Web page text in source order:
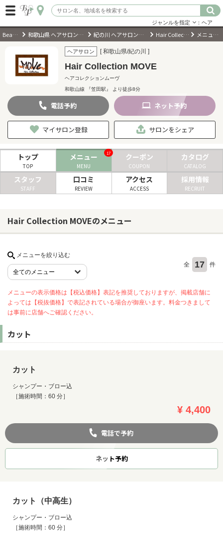
ログイン
会員登録（無料）
キーワード検索
ジャンルを選択
キーワードで検索
現在地から探す
ヘアサロン
ネイルサロン
まつげサロン
エステサロン
美容クリニック
ヘアカタログ
ネイルカタログ
ジャンルを指定 ：ヘア
BeautyPark 和歌山県 ヘアサロン・美容室・美容院 紀の川 ヘアサロン・美容室・美容院 Hair Collection MOVE メニュー・料金
ヘアサロン [ 和歌山県/紀の川 ]
Hair Collection MOVE
ヘアコレクションムーヴ
和歌山線 『笠田駅』 より徒歩8分
電話予約 ネット予約
マイサロン登録 サロンをシェア
トップ
TOP
メニュー
MENU
17 クーポン
COUPON
カタログ
CATALOG
スタッフ
STAFF
口コミ
REVIEW
アクセス
ACCESS
採用情報
RECRUIT
Hair Collection MOVEのメニュー
メニューを絞り込む
全
17 件
メニューの表示価格は【税込価格】表記を推奨しておりますが、掲載店舗に
よっては【税抜価格】で表記されている場合が御座います。料金つきまして
は事前に店舗へご確認ください。
カット
カット
シャンプー・ブロー込
［施術時間：60 分］
¥ 4,400
電話で予約
ネット予約
カット（中高生）
シャンプー・ブロー込
［施術時間：60 分］